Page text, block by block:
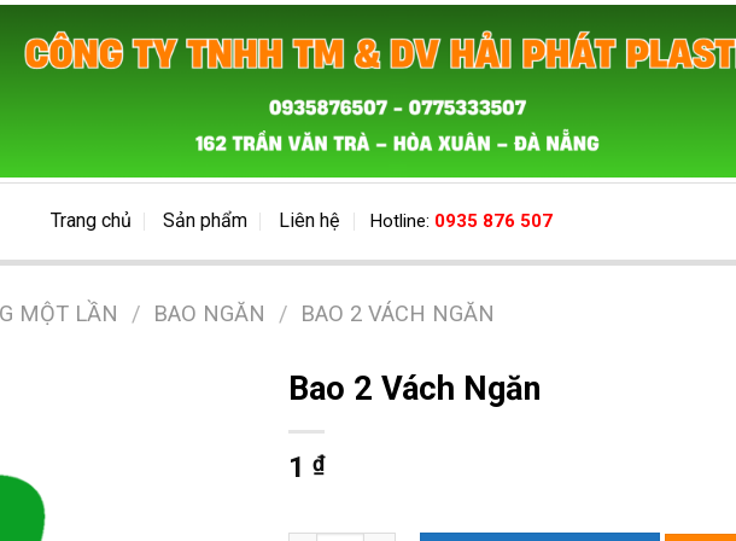
Trang chủ Sản phẩm Liên hệ Hotline: 0935 876 507
MỘT LẦN / BAO NGĂN / BAO 2 VÁCH NGĂN
Bao 2 Vách Ngăn
1 ₫